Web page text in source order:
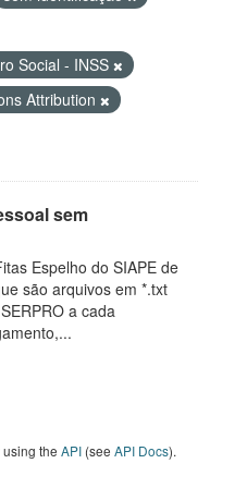
Social - INSS
Attribution
sem
Espelho do SIAPE de
são arquivos em *.txt
a cada
the API (see API Docs).